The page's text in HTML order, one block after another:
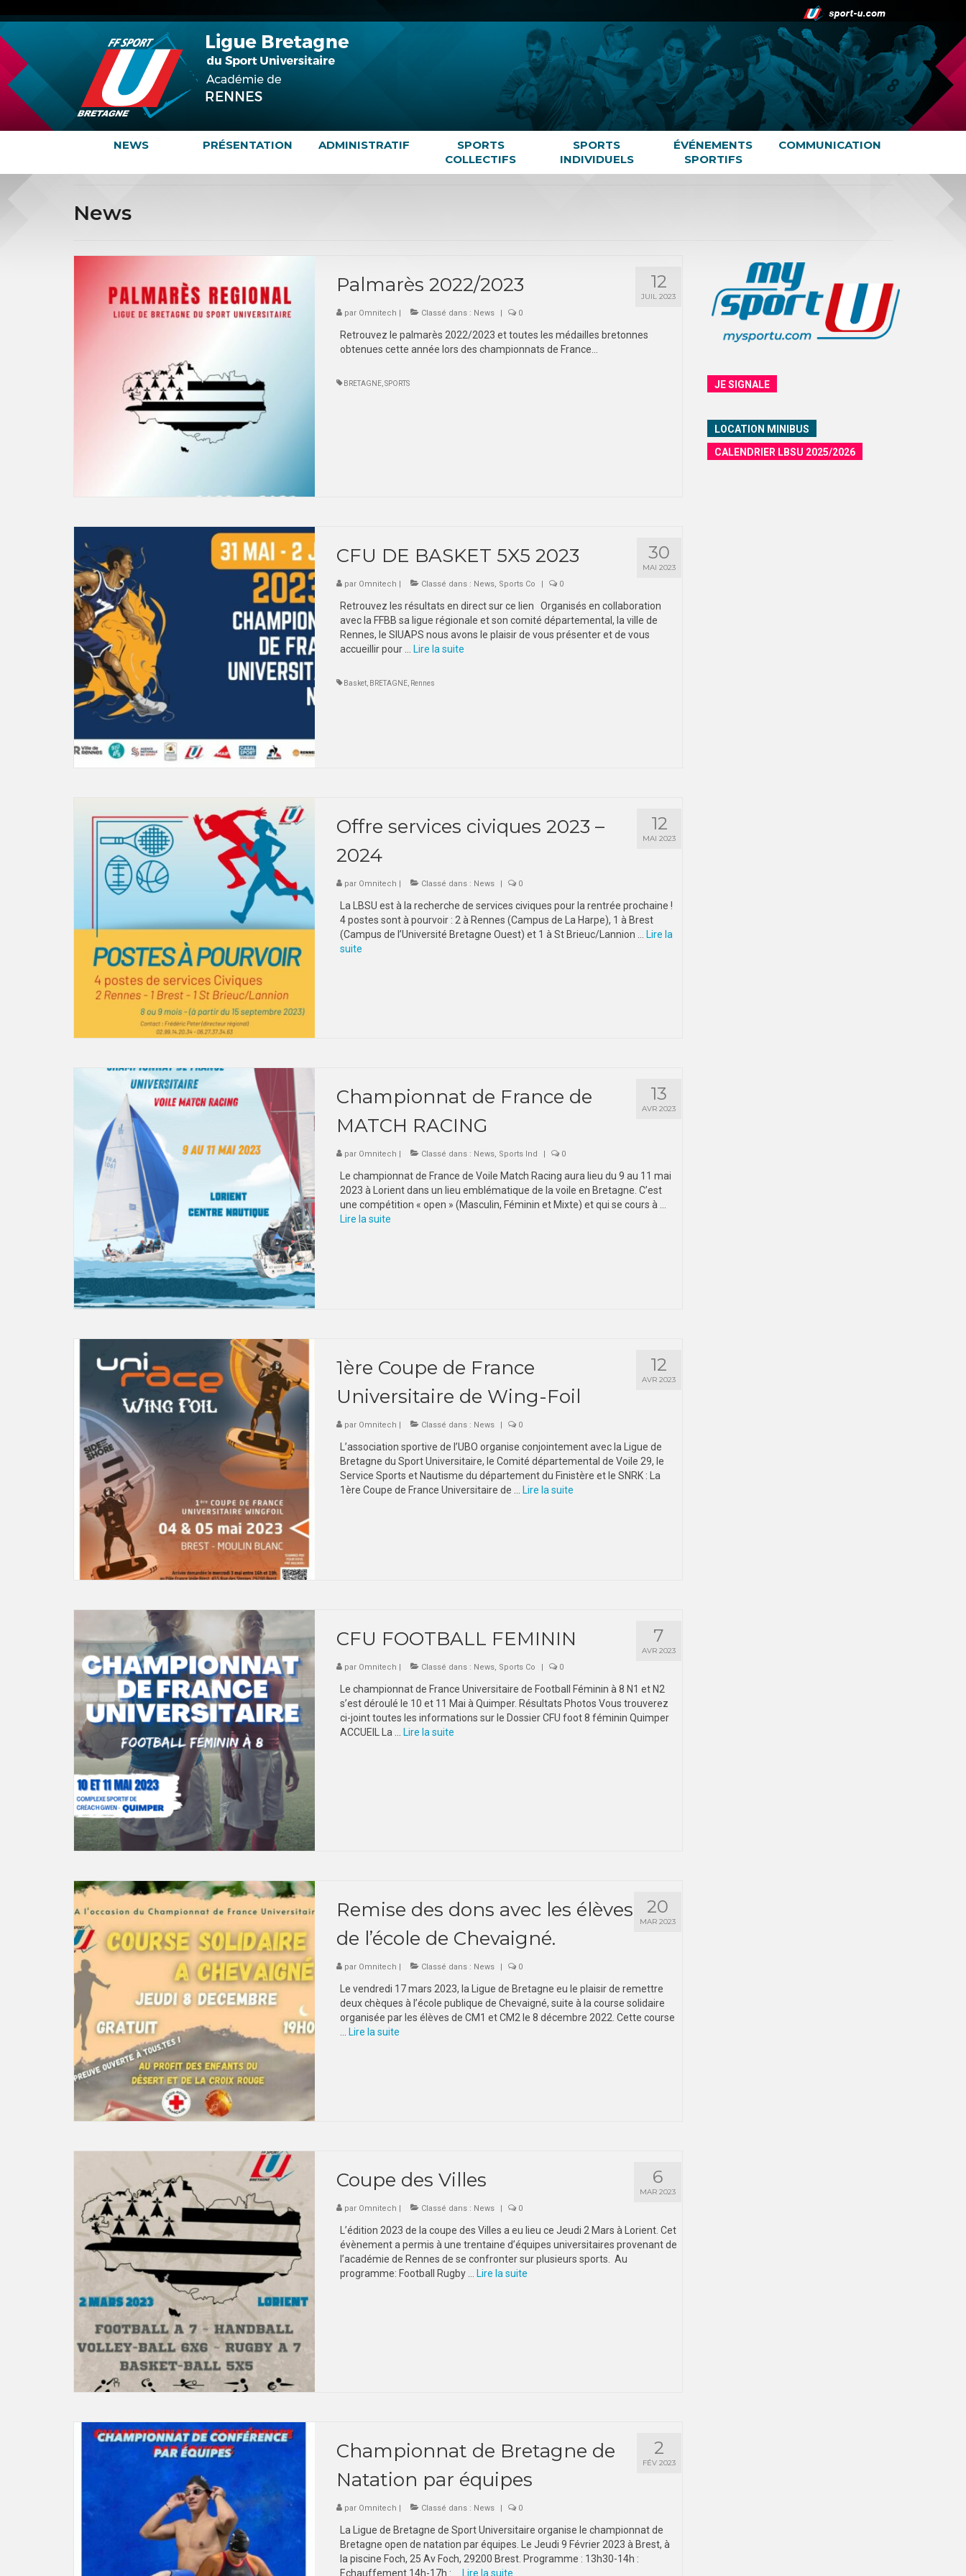
NEWS PRÉSENTATION ADMINISTRATIF
SPORTS
COLLECTIFS
SPORTS
INDIVIDUELS
ÉVÉNEMENTS
SPORTIFS
COMMUNICATION
News
12
JUIL 2023
Palmarès 2022/2023
par Omnitech | Classé dans : News | 0
Retrouvez le palmarès 2022/2023 et toutes les médailles bretonnes
obtenues cette année lors des championnats de France…
BRETAGNE, SPORTS
30
MAI 2023
CFU DE BASKET 5X5 2023
par Omnitech | Classé dans : News, Sports Co | 0
Retrouvez les résultats en direct sur ce lien Organisés en collaboration
avec la FFBB sa ligue régionale et son comité départemental, la ville de
Rennes, le SIUAPS nous avons le plaisir de vous présenter et de vous
accueillir pour …
Lire la suite­­
Basket, BRETAGNE, Rennes
12
MAI 2023
Offre services civiques 2023 –
2024
par Omnitech | Classé dans : News | 0
La LBSU est à la recherche de services civiques pour la rentrée prochaine !
4 postes sont à pourvoir : 2 à Rennes (Campus de La Harpe), 1 à Brest
(Campus de l’Université Bretagne Ouest) et 1 à St Brieuc/Lannion … Lire la
suite­­
13
AVR 2023
Championnat de France de
MATCH RACING
par Omnitech Classé dans : News, Sports Ind 0
Le championnat de France de Voile Match Racing aura lieu du 9 au 11 mai
2023 à Lorient dans un lieu emblématique de la voile en Bretagne. C’est
une compétition « open » (Masculin, Féminin et Mixte) et qui se cours à …
Lire la suite­­
12
AVR 2023
1ère Coupe de France
Universitaire de Wing-Foil
par Omnitech Classé dans : News 0
L’association sportive de l’UBO organise conjointement avec la Ligue de
Bretagne du Sport Universitaire, le Comité départemental de Voile 29, le
Service Sports et Nautisme du département du Finistère et le SNRK : La
1ère Coupe de France Universitaire de …
Lire la suite­­
7
AVR 2023
CFU FOOTBALL FEMININ
par Omnitech | Classé dans : News, Sports Co | 0
Le championnat de France Universitaire de Football Féminin à 8 N1 et N2
s’est déroulé le 10 et 11 Mai à Quimper. Résultats Photos Vous trouverez
ci-joint toutes les informations sur le Dossier CFU foot 8 féminin Quimper
ACCUEIL La …
Lire la suite­­
20
MAR 2023
Remise des dons avec les élèves
de l’école de Chevaigné.
par Omnitech | Classé dans : News | 0
Le vendredi 17 mars 2023, la Ligue de Bretagne eu le plaisir de remettre
deux chèques à l’école publique de Chevaigné, suite à la course solidaire
organisée par les élèves de CM1 et CM2 le 8 décembre 2022. Cette course
Lire la suite­­
6
MAR 2023
Coupe des Villes
par Omnitech Classé dans : News 0
L’édition 2023 de la coupe des Villes a eu lieu ce Jeudi 2 Mars à Lorient. Cet
évènement a permis à une trentaine d’équipes universitaires provenant de
l’académie de Rennes de se confronter sur plusieurs sports. Au
programme: Football Rugby … Lire la suite­­
2
FÉV 2023
Championnat de Bretagne de
Natation par équipes
par Omnitech Classé dans : News 0
La Ligue de Bretagne de Sport Universitaire organise le championnat de
Bretagne open de natation par équipes. Le Jeudi 9 Février 2023 à Brest, à
la piscine Foch, 25 Av Foch, 29200 Brest. Programme : 13h30-14h :
Echauffement 14h-17h : …
Lire la suite­­
JE SIGNALE
LOCATION MINIBUS
CALENDRIER LBSU 2025/2026